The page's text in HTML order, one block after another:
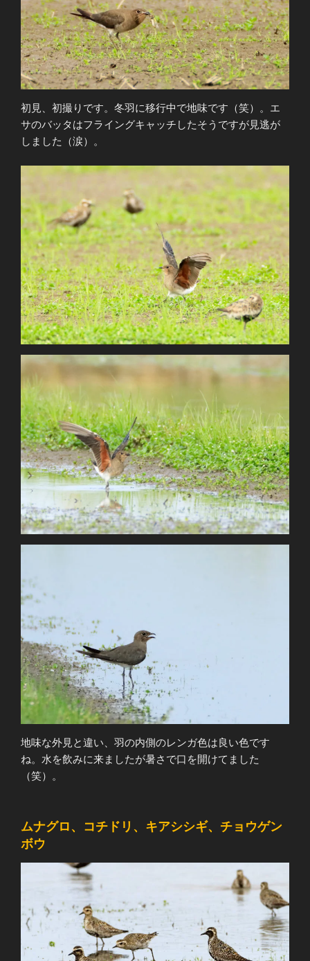
初見、初撮りです。冬羽に移行中で地味です（笑）。エ
サのバッタはフライングキャッチしたそうですが見逃が
しました（涙）。
地味な外見と違い、羽の内側のレンガ色は良い色です
ね。水を飲みに来ましたが暑さで口を開けてました
（笑）。
ムナグロ、コチドリ、キアシシギ、チョウゲン
ボウ